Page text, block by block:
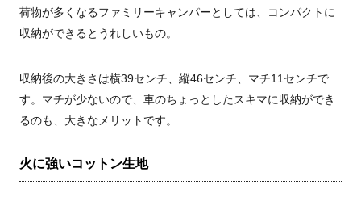
荷物が多くなるファミリーキャンパーとしては、コンパクトに
収納ができるとうれしいもの。
収納後の大きさは横39センチ、縦46センチ、マチ11 センチで
す。マチが少ないので、車のちょっとしたスキマに収納ができ
るのも、大きなメリットです。
火に強いコットン生地